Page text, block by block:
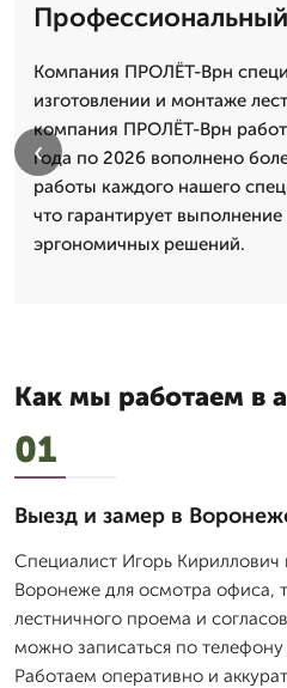
Компания ПРОЛЁТ-Врн
изготовлении и монтаже
компания ПРОЛЁТ-Врн
года по 2026 вополнено
работы каждого нашего
что гарантирует
эргономичных решений.
‹
Как мы работаем в
01
Выезд и замер в
Специалист Игорь Кириллович
Воронеже для осмотра офиса,
лестничного проема и
можно записаться по
Работаем оперативно и